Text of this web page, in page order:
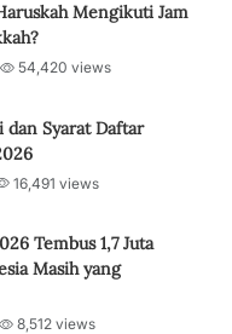
Mengikuti Jam
54,420 views
dan Syarat Daftar
16,491 views
Tembus 1,7 Juta
Masih yang
8,512 views